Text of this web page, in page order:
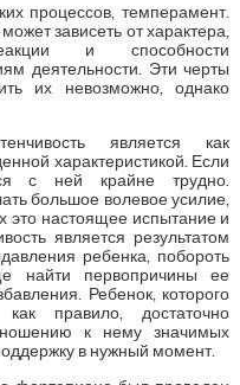
процессов, темперамент.
зависеть от характера,
и способности
деятельности. Эти черты
их невозможно, однако
является как
характеристикой. Если
с ней крайне трудно.
большое волевое усилие,
это настоящее испытание и
является результатом
ребенка, побороть
найти первопричины ее
Ребенок, которого
правило, достаточно
к нему значимых
в нужный момент.